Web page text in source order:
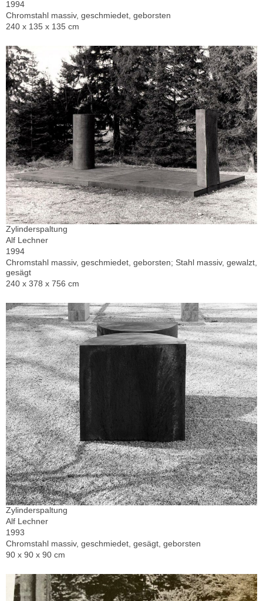
1994
Chromstahl massiv, geschmiedet, geborsten
240 x 135 x 135 cm
Zylinderspaltung
Alf Lechner
1994
Chromstahl massiv, geschmiedet, geborsten; Stahl massiv, gewalzt,
gesägt
240 x 378 x 756 cm
Zylinderspaltung
Alf Lechner
1993
Chromstahl massiv, geschmiedet, gesägt, geborsten
90 x 90 x 90 cm